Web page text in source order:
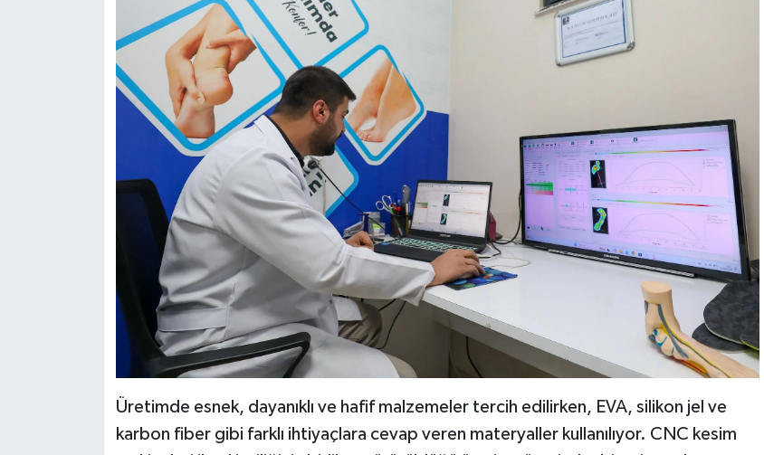
Üretimde esnek, dayanıklı ve hafif malzemeler tercih edilirken, EVA, silikon jel ve
karbon fiber gibi farklı ihtiyaçlara cevap veren materyaller kullanılıyor. CNC kesim